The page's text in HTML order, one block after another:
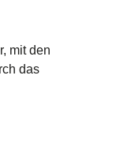
mit den
das